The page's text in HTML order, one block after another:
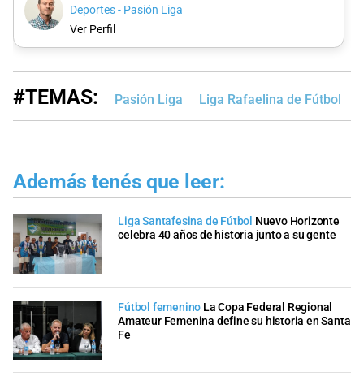
Deportes - Pasión Liga
Ver Perfil
#TEMAS: Pasión Liga Liga Rafaelina de Fútbol
Además tenés que leer:
Liga Santafesina de Fútbol Nuevo Horizonte
celebra 40 años de historia junto a su gente
Fútbol femenino La Copa Federal Regional
Amateur Femenina define su historia en Santa
Fe